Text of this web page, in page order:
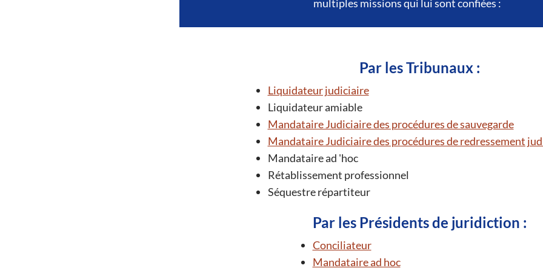
multiples missions qui lui sont confiées :
Par les Tribunaux :
Liquidateur judiciaire
Liquidateur amiable
Mandataire Judiciaire des procédures de sauvegarde
Mandataire Judiciaire des procédures de redressement
Mandataire ad 'hoc
Rétablissement professionnel
Séquestre répartiteur
Par les Présidents de juridiction :
Conciliateur
Mandataire ad hoc